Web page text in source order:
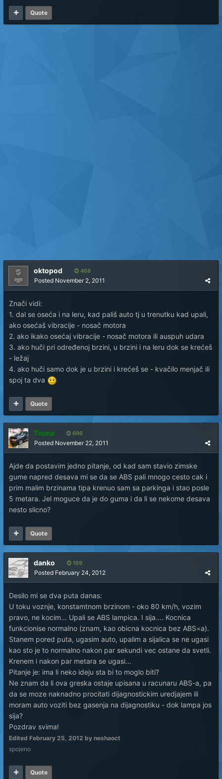
Quote
oktopod 468
Posted November 2, 2011
Znači vidi:
1. dal se oseća i na leru, kad pališ auto tj u trenutku kad upali,
ako osećaš vibracije - nosač motora
2. ako ikako osećaj vibracije - nosač motora ili auspuh udara
3. ako huči pri određenoj brzini, u brzini i na leru dok se krećeš
- ležaj
4. ako huči samo dok je u brzini i krećeš se - kvačilo menjač ili
spoj ta dva
Quote
Ticma 696
Posted November 22, 2011
Ajde da postavim jedno pitanje, od kad sam stavio zimske
gume napred desava mi se da se ABS pali mnogo cesto cak i
prim malim brzinama tipa krenuo sam sa parkinga i stao posle
5 metara. Jel moguce da je do guma i da li se nekome desava
nesto slicno?
Quote
danko 189
Posted February 24, 2012
Desilo mi se dva puta danas:
U toku voznje, konstamtnom brzinom - oko 80 km/h, vozim
pravo, ne kocim... Upali se ABS lampica. I sija.... Kocnica
funkcionise normalno (znam, kao obicna kocnica bez ABS=a).
Stanem pored puta, ugasim auto, upalim a sijalica se ne ugasi
kao sto je to normalno nakon par sekundi vec ostane da svetli.
Krenem i nakon par metara se ugasi...
Pitanje je: ima li neko ideju sta bi to moglo biti?
Ne znam da li ova greska ostaje upisana u racunaru ABS-a, pa
da se moze naknadno procitati dijagnostickim uredjajem ili
moram auto voziti bez gasenja na dijagnostiku - dok lampa jos
sija?
Pozdrav svima!
Edited February 25, 2012 by neshaoct
spojeno
Quote